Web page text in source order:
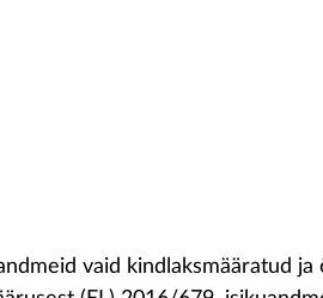
vaid kindlaksmääratud ja